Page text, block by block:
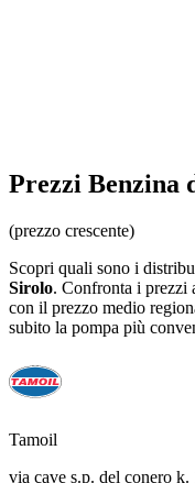
Prezzi Benzina
(prezzo crescente)
Scopri quali sono i
Sirolo. Confronta i prezzi
con il prezzo medio
subito la pompa più
Tamoil
via cave s.p. del conero